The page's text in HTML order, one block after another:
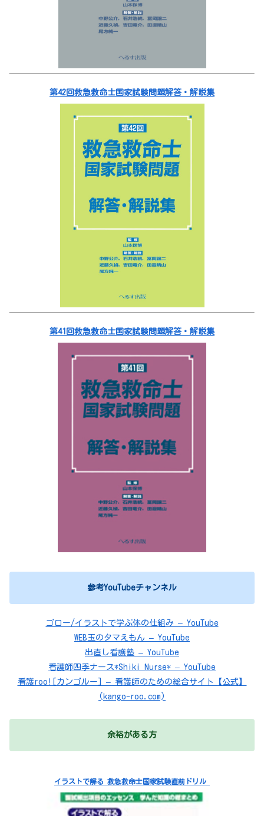
第42回救急救命士国家試験問題解答・解説集
第41回救急救命士国家試験問題解答・解説集
参考YouTubeチャンネル
ゴロー/イラストで学ぶ体の仕組み – YouTube
WEB玉のタマえもん – YouTube
出直し看護塾 – YouTube
看護師四季ナース*Shiki Nurse* – YouTube
看護roo![カンゴルー] – 看護師のための総合サイト【公式】
(kango-roo.com)
余裕がある方
イラストで解る 救急救命士国家試験直前ドリル